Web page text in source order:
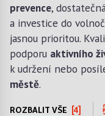
prevence,
a investice do
jasnou prioritou.
podporu aktivního
k udržení nebo
městě.
ROZBALIT VŠE [4]